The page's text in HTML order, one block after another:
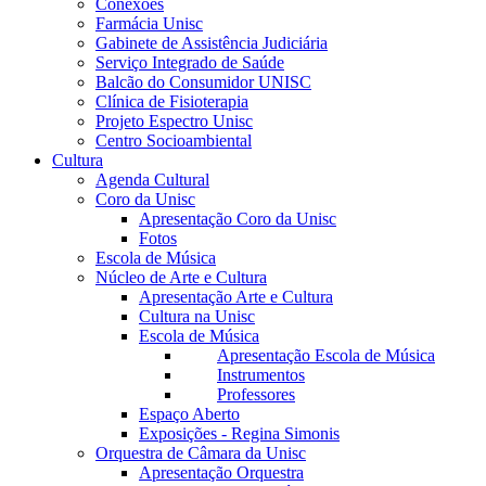
Conexões
Farmácia Unisc
Gabinete de Assistência Judiciária
Serviço Integrado de Saúde
Balcão do Consumidor UNISC
Clínica de Fisioterapia
Projeto Espectro Unisc
Centro Socioambiental
Cultura
Agenda Cultural
Coro da Unisc
Apresentação Coro da Unisc
Fotos
Escola de Música
Núcleo de Arte e Cultura
Apresentação Arte e Cultura
Cultura na Unisc
Escola de Música
Apresentação Escola de Música
Instrumentos
Professores
Espaço Aberto
Exposições - Regina Simonis
Orquestra de Câmara da Unisc
Apresentação Orquestra